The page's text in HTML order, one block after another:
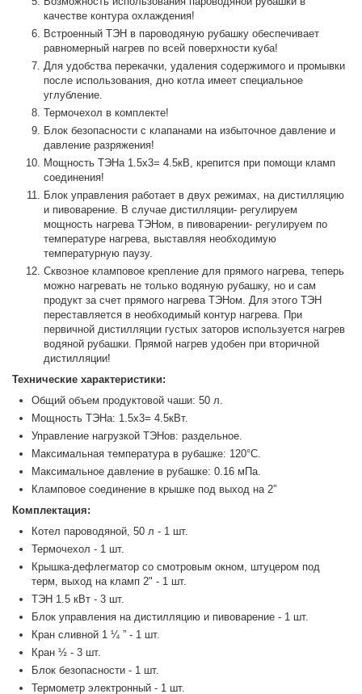
качестве контура охлаждения!
Встроенный ТЭН в пароводяную рубашку обеспечивает
равномерный нагрев по всей поверхности куба!
Для удобства перекачки, удаления содержимого и промывки
после использования, дно котла имеет специальное
углубление.
Термочехол в комплекте!
Блок безопасности с клапанами на избыточное давление и
давление разряжения!
Мощность ТЭНа 1.5х3= 4.5кВ, крепится при помощи кламп
соединения!
Блок управления работает в двух режимах, на дистилляцию
и пивоварение. В случае дистилляции- регулируем
мощность нагрева ТЭНом, в пивоварении- регулируем по
температуре нагрева, выставляя необходимую
температурную паузу.
Сквозное кламповое крепление для прямого нагрева, теперь
можно нагревать не только водяную рубашку, но и сам
продукт за счет прямого нагрева ТЭНом. Для этого ТЭН
переставляется в необходимый контур нагрева. При
первичной дистилляции густых заторов используется нагрев
водяной рубашки. Прямой нагрев удобен при вторичной
дистилляции!
Технические характеристики:
Общий объем продуктовой чаши: 50 л.
Мощность ТЭНа: 1.5х3= 4.5кВт.
Управление нагрузкой ТЭНов: раздельное.
Максимальная температура в рубашке: 120°С.
Максимальное давление в рубашке: 0.16 мПа.
Кламповое соединение в крышке под выход на 2”
Комплектация:
Котел пароводяной, 50 л - 1 шт.
Термочехол - 1 шт.
Крышка-дефлегматор со смотровым окном, штуцером под
терм, выход на кламп 2" - 1 шт.
ТЭН 1.5 кВт - 3 шт.
Блок управления на дистилляцию и пивоварение - 1 шт.
Кран сливной 1 ¼ ” - 1 шт.
Кран ½ - 3 шт.
Блок безопасности - 1 шт.
Термометр электронный - 1 шт.